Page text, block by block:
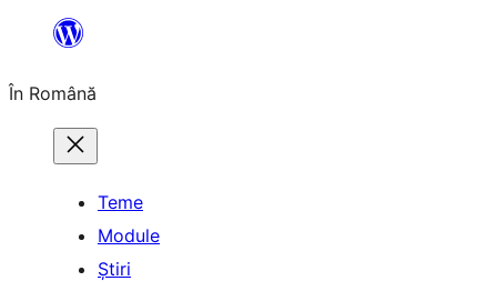
conținut
În Română
Teme
Module
Știri